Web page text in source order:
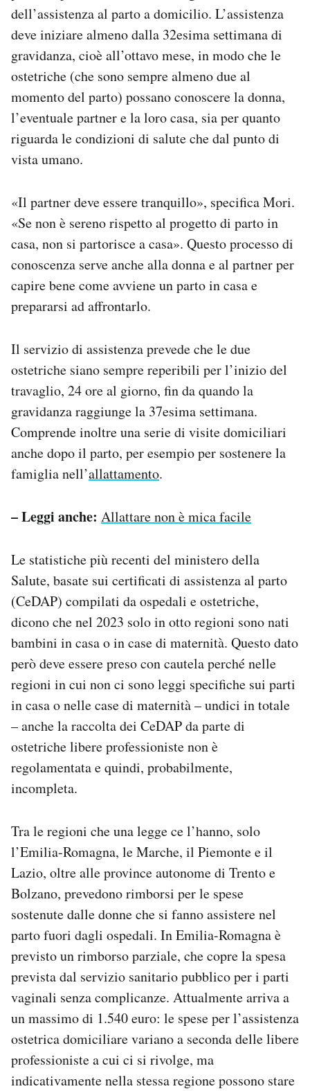
dell’assistenza al parto a domicilio. L’assistenza
deve iniziare almeno dalla 32esima settimana di
gravidanza, cioè all’ottavo mese, in modo che le
ostetriche (che sono sempre almeno due al
momento del parto) possano conoscere la donna,
l’eventuale partner e la loro casa, sia per quanto
riguarda le condizioni di salute che dal punto di
vista umano.
«Il partner deve essere tranquillo», specifica Mori.
«Se non è sereno rispetto al progetto di parto in
casa, non si partorisce a casa». Questo processo di
conoscenza serve anche alla donna e al partner per
capire bene come avviene un parto in casa e
prepararsi ad affrontarlo.
Il servizio di assistenza prevede che le due
ostetriche siano sempre reperibili per l’inizio del
travaglio, 24 ore al giorno, fin da quando la
gravidanza raggiunge la 37esima settimana.
Comprende inoltre una serie di visite domiciliari
anche dopo il parto, per esempio per sostenere la
famiglia nell’allattamento.
– Leggi anche: Allattare non è mica facile
Le statistiche più recenti del ministero della
Salute, basate sui certificati di assistenza al parto
(CeDAP) compilati da ospedali e ostetriche,
dicono che nel 2023 solo in otto regioni sono nati
bambini in casa o in case di maternità. Questo dato
però deve essere preso con cautela perché nelle
regioni in cui non ci sono leggi specifiche sui parti
in casa o nelle case di maternità – undici in totale
– anche la raccolta dei CeDAP da parte di
ostetriche libere professioniste non è
regolamentata e quindi, probabilmente,
incompleta.
Tra le regioni che una legge ce l’hanno, solo
l’Emilia-Romagna, le Marche, il Piemonte e il
Lazio, oltre alle province autonome di Trento e
Bolzano, prevedono rimborsi per le spese
sostenute dalle donne che si fanno assistere nel
parto fuori dagli ospedali. In Emilia-Romagna è
previsto un rimborso parziale, che copre la spesa
prevista dal servizio sanitario pubblico per i parti
vaginali senza complicanze. Attualmente arriva a
un massimo di 1.540 euro: le spese per l’assistenza
ostetrica domiciliare variano a seconda delle libere
professioniste a cui ci si rivolge, ma
indicativamente nella stessa regione possono stare